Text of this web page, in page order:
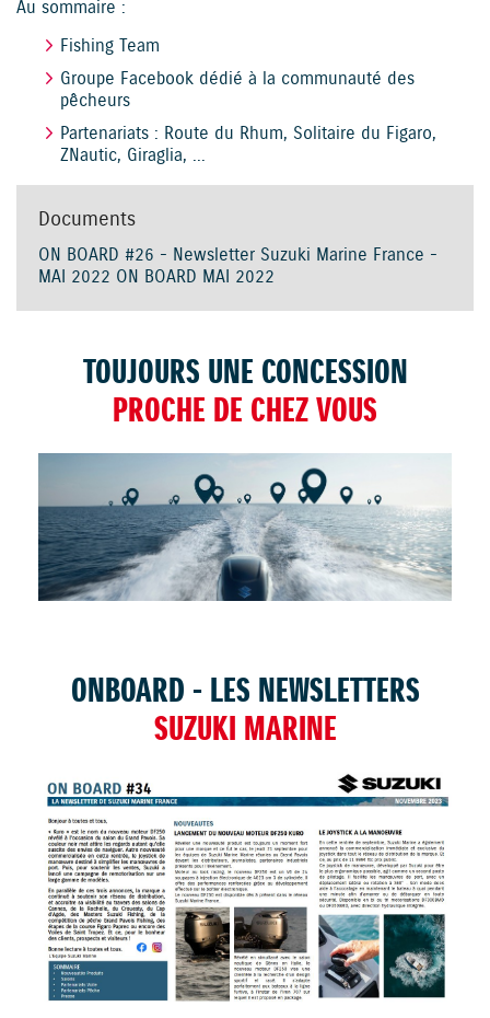
Au sommaire :
Fishing Team
Groupe Facebook dédié à la communauté des
pêcheurs
Partenariats : Route du Rhum, Solitaire du Figaro,
ZNautic, Giraglia, ...
Documents
ON BOARD #26 - Newsletter Suzuki Marine France -
MAI 2022 ON BOARD MAI 2022
TOUJOURS UNE CONCESSION
PROCHE DE CHEZ VOUS
TROUVER UNE CONCESSION
ONBOARD - LES NEWSLETTERS
SUZUKI MARINE